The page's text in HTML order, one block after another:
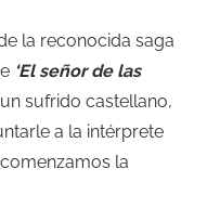
la reconocida saga
‘El señor de las
sufrido castellano,
a la intérprete
la